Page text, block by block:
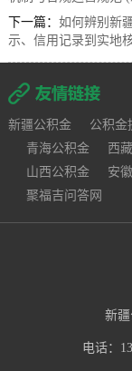
下一篇： 如何辨别新
示、信用记录到实地
新疆公积金 公积金
青海公积金
西
山西公积金
安
聚福吉问答网
新
电话：